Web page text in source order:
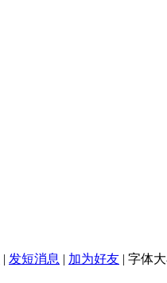
| 发短消息 | 加为好友 | 字体